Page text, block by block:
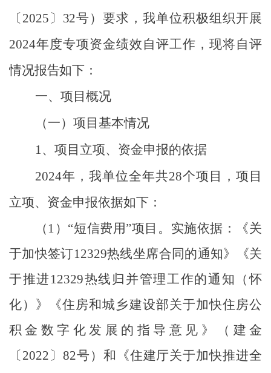
〔 2025 〕 32号）要求，我单位积极组织开展
2024年度专项资金绩效自评工作，现将自评
情况报告如下：
一、项目概况
（一）项目基本情况
1、项目立项、资金申报的依据
2024年，我单位全年共28个项目，项目
立项、资金申报依据如下：
（ 1 ） “短信费用”项目。实施依据：《关
于加快签订12329热线坐席合同的通知》《关
于推进 12329热线归并管理工作的通知 （怀
化）》《住房和城乡建设部关于加快住房公
积金数字化发展的指导意见》
（ 建金
〔 2022 〕 82号） 和《住建厅关于加快推进全